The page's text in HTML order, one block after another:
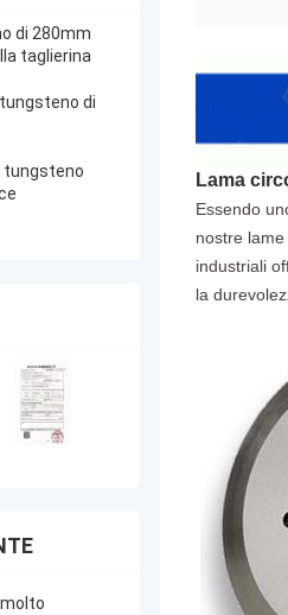
di 280mm
taglierina
di
tungsteno
Lama
Essendo
nostre
industriali
la